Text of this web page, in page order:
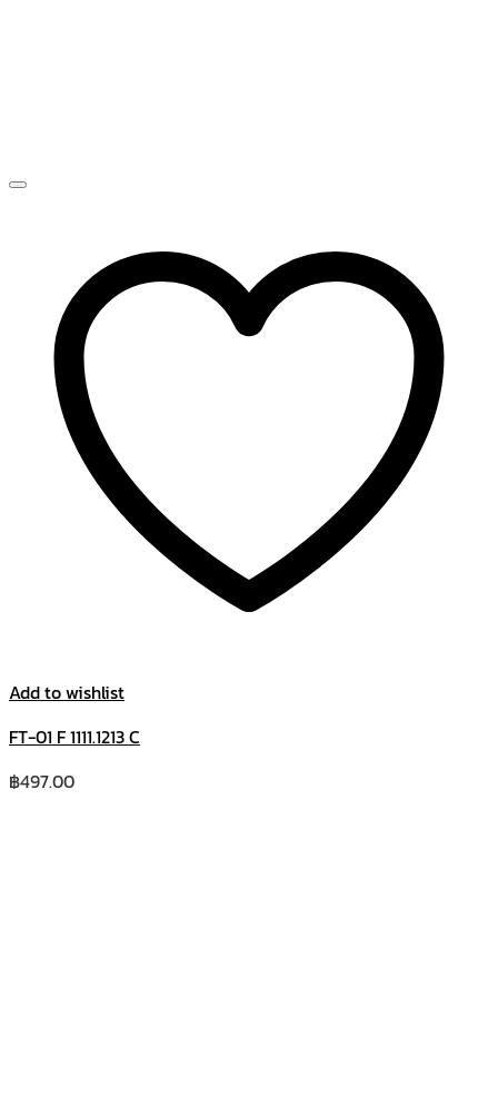
Add to wishlist
FT-01 F 1111.1213 C
฿497.00